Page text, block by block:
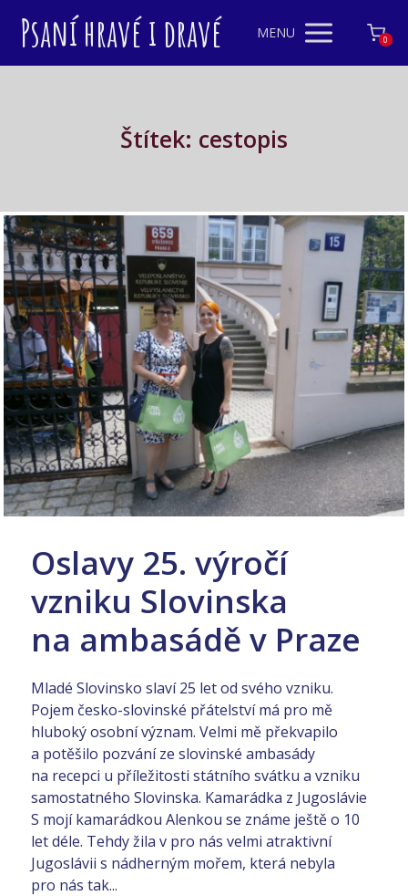
Psaní hravé i dravé MENU 0
Štítek: cestopis
Oslavy 25. výročí
vzniku Slovinska
na ambasádě v Praze
Mladé Slovinsko slaví 25 let od svého vzniku.
Pojem česko-slovinské přátelství má pro mě
hluboký osobní význam. Velmi mě překvapilo
a potěšilo pozvání ze slovinské ambasády
na recepci u příležitosti státního svátku a vzniku
samostatného Slovinska. Kamarádka z Jugoslávie
S mojí kamarádkou Alenkou se známe ještě o 10
let déle. Tehdy žila v pro nás velmi atraktivní
Jugoslávii s nádherným mořem, která nebyla
pro nás tak...